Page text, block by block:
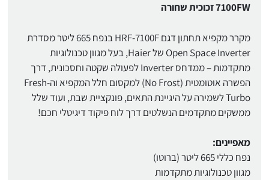
7100FW זכוכית שחורה
מקרר מקפיא תחתון דגם HRF-7100F בנפח 665 ליטר מסדרת
Open Space Inverter של Haier, בעל מגוון טכנולוגיות
מתקדמות – ממדחס Inverter לפעולה שקטה וחסכונית, דרך
הפשרה אוטומטית (No Frost) למקסום חלל המקפיא וה-Fresh
Turbo לשמירה על היגיינת התאים, פונקציית שבת, ועוד שלל
ממשקים מתקדמים הנשלטים דרך לוח פיקוד דיגיטלי חכם!
מאפיינים:
נפח כללי 665 ליטר (ברוטו)
מגוון טכנולוגיות מתקדמות